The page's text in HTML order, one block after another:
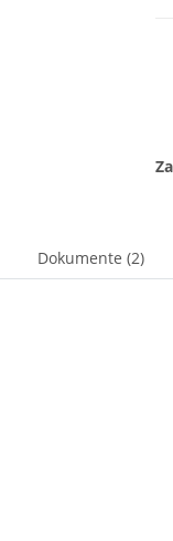
Dokumente (2)